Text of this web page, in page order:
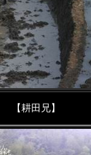
【耕田兄】